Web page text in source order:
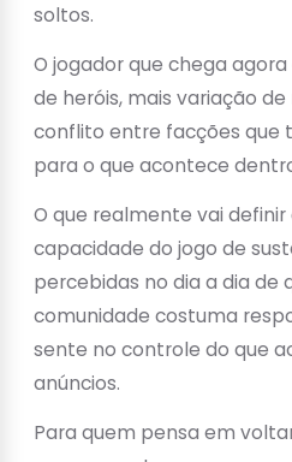
soltos.
O jogador que chega
de heróis, mais variação
conflito entre facções que
para o que acontece
O que realmente vai
capacidade do jogo de
percebidas no dia a dia de
comunidade costuma
sente no controle do que
anúncios.
Para quem pensa em